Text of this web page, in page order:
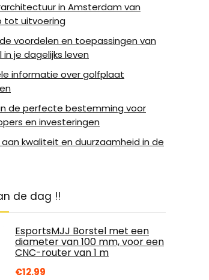
in Amsterdam van
tot uitvoering
voordelen en toepassingen van
je dagelijks leven
informatie over golfplaat
de perfecte bestemming voor
en investeringen
aan kwaliteit en duurzaamheid in de
de dag !!
EsportsMJJ Borstel met een
diameter van 100 mm, voor een
CNC-router van 1 m
€12.99